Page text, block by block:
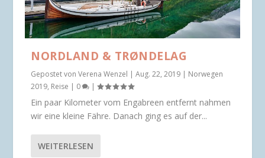
NORDLAND & TRØNDELAG
Gepostet vonVerena Wenzel |Aug. 22, 2019 | Norwegen
2019, Reise | 0 |
Ein paar Kilometer vom Engabreen entfernt nahmen
wir eine kleine Fähre. Danach ging es auf der...
WEITERLESEN